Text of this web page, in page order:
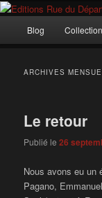
Aller
contenu
Aller
contenu
Incitation au
principal
Blog
ARCHIVES
Le retour
Publié le26
Nous avons eu un
Pagano,